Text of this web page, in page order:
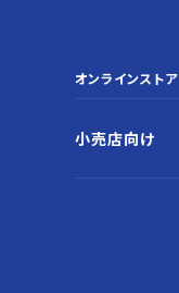
オンラインストア
小売店向け